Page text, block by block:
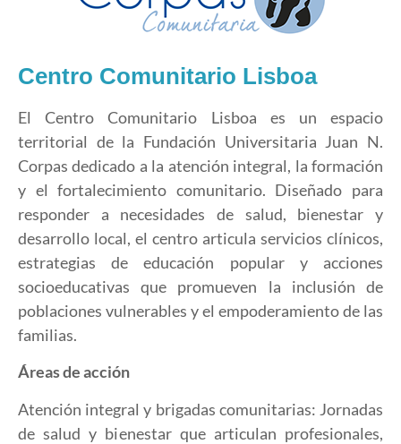
Centro Comunitario Lisboa
El Centro Comunitario Lisboa es un espacio
territorial de la Fundación Universitaria Juan N.
Corpas dedicado a la atención integral, la formación
y el fortalecimiento comunitario. Diseñado para
responder a necesidades de salud, bienestar y
desarrollo local, el centro articula servicios clínicos,
estrategias de educación popular y acciones
socioeducativas que promueven la inclusión de
poblaciones vulnerables y el empoderamiento de las
familias.
Áreas de acción
Atención integral y brigadas comunitarias: Jornadas
de salud y bienestar que articulan profesionales,